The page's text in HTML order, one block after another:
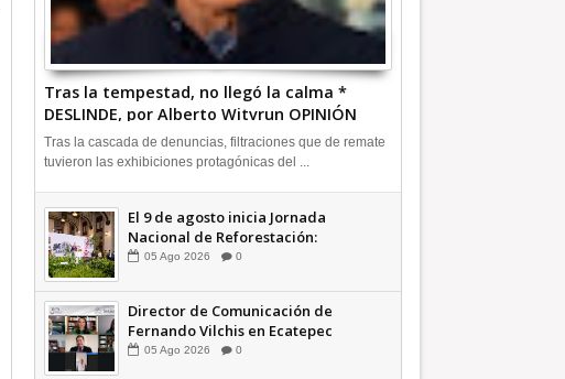
Tras la tempestad, no llegó la calma *
DESLINDE, por Alberto Witvrun OPINIÓN
Tras la cascada de denuncias, filtraciones que de remate
tuvieron las exhibiciones protagónicas del ...
El 9 de agosto inicia Jornada
Nacional de Reforestación:
presidenta Sheinbaum +Video
05 Ago 2026 0
Director de Comunicación de
Fernando Vilchis en Ecatepec
financió publicaciones en redes
05 Ago 2026 0